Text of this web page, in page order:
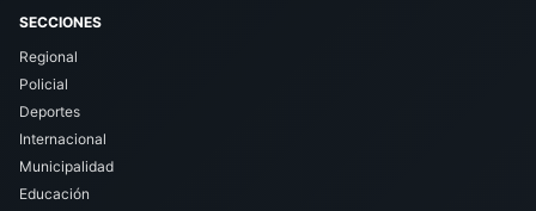
SECCIONES
Regional
Policial
Deportes
Internacional
Municipalidad
Educación